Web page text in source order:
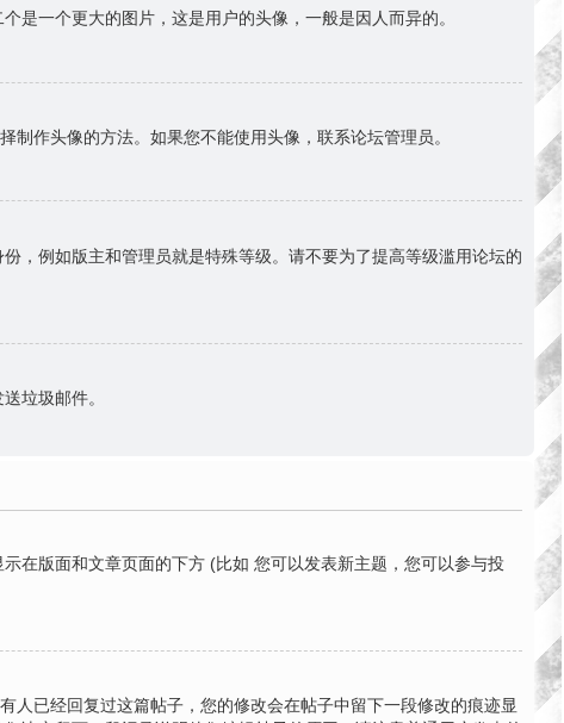
是一个更大的图片，这是用户的头像，一般是因人而异的。
作头像的方法。如果您不能使用头像，联系论坛管理员。
，例如版主和管理员就是特殊等级。请不要为了提高等级滥用论坛的
垃圾邮件。
在版面和文章页面的下方 (比如 您可以发表新主题，您可以参与投
人已经回复过这篇帖子，您的修改会在帖子中留下一段修改的痕迹显